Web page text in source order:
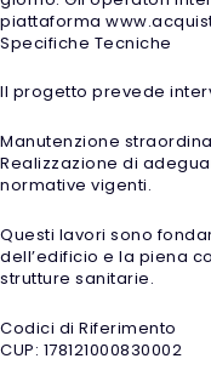
piattaforma
Specifiche Tecniche
Il progetto prevede
Manutenzione
Realizzazione di
normative vigenti.
Questi lavori sono
dell’edificio e la piena
strutture sanitarie.
Codici di Riferimento
CUP: 178121000830002